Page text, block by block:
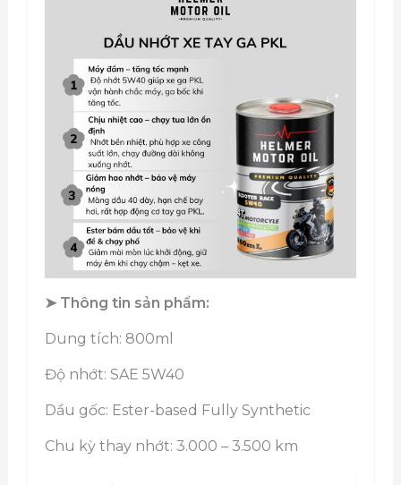
➤ Thông tin sản phẩm:
Dung tích: 800ml
Độ nhớt: SAE 5W40
Dầu gốc: Ester-based Fully Synthetic
Chu kỳ thay nhớt: 3.000 – 3.500 km